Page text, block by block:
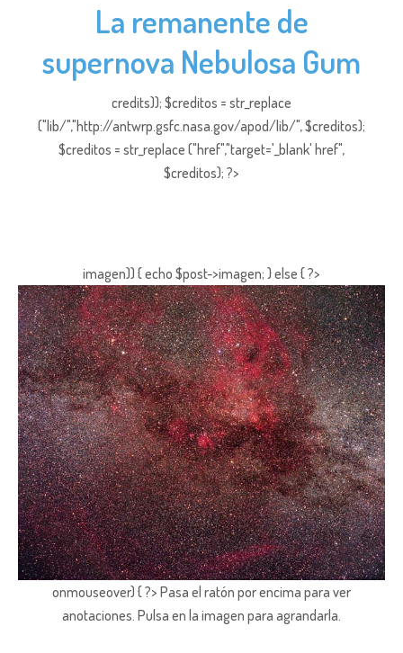
La remanente de
supernova Nebulosa Gum
credits)); $creditos = str_replace
("lib/","http://antwrp.gsfc.nasa.gov/apod/lib/", $creditos);
$creditos = str_replace ("href","target='_blank' href",
$creditos); ?>
imagen)) { echo $post->imagen; } else { ?>
onmouseover) { ?> Pasa el ratón por encima para ver
anotaciones. Pulsa en la imagen para agrandarla.